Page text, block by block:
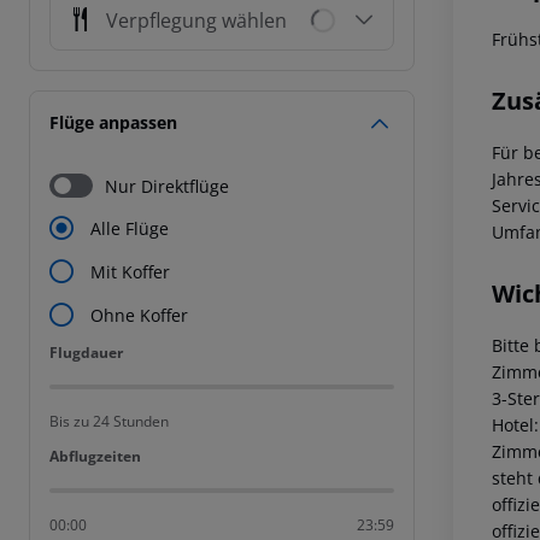
Verpflegung wählen
Flüge anpassen
Nur Direktflüge
Alle Flüge
Mit Koffer
Ohne Koffer
Flugdauer
Flugdauer
Bis zu 24 Stunden
Abflugzeiten
Abflugzeiten
00:00 23:59
Für
Bitte
3-
steht